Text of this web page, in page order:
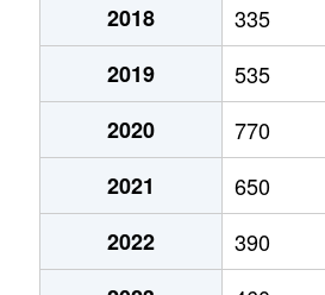
2018
335
2019
535
2020
770
2021
650
2022
390